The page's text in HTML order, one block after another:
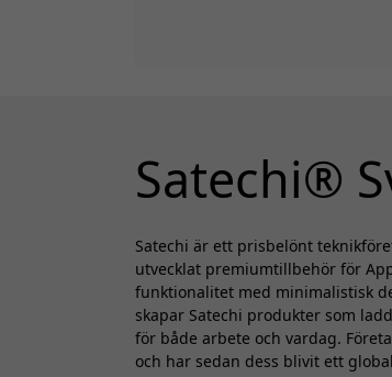
Satechi®
Satechi är ett prisbelönt
utvecklat premiumtillbehör för
funktionalitet med minimalistisk
skapar Satechi produkter som
för både arbete och vardag.
och har sedan dess blivit ett